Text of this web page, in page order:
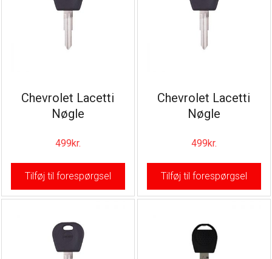
Chevrolet Lacetti
Nøgle
499kr.
Tilføj til forespørgsel
Chevrolet Lacetti
Nøgle
499kr.
Tilføj til forespørgsel